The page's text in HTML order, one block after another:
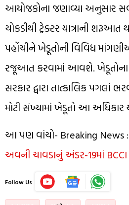
આયોજકોના જણાવ્યા અનુસાર
ચોકડીથી ટ્રેક્ટર યાત્રાની
પહોંચીને ખેડૂતોની વિવિધ
રજૂઆત કરવામાં આવશે. ખેડૂતોના
સરકાર દ્વારા તાત્કાલિક પગલાં
મોટી સંખ્યામાં ખેડૂતો આ અધિકાર
આ પણ વાંચો- Breaking News :
અવની ચાવડાનું અંડર-19માં BCCI
Follow Us